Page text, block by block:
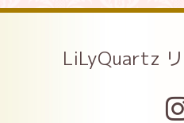
LiLyQuartz